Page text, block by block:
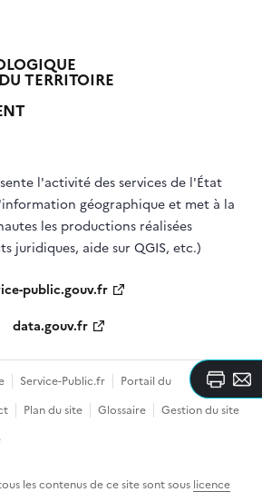
la
TERRITOIRE
l'activité des services de l'État
géographique et met à la
les productions réalisées
juridiques, aide sur QGIS, etc.)
public.gouv.fr
data.gouv.fr
Service-Public.fr
Portail du
Plan du site Glossaire
Gestion du site
les contenus de ce site sont sous licence